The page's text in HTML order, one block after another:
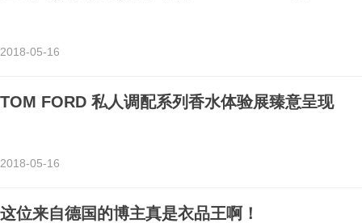
2018-05-16
TOM FORD 私人调配系列香水体验展臻意呈现
2018-05-16
这位来自德国的博主真是衣品王啊！